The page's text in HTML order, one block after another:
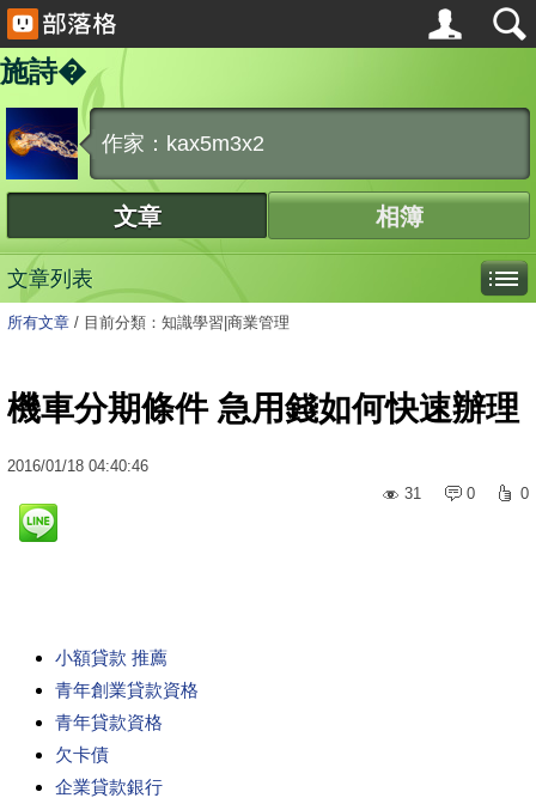
施詩�
作家：kax5m3x2
文章 相簿
文章列表
所有文章 / 目前分類：知識學習|商業管理
機車分期條件 急用錢如何快速辦理
2016/01/18 04:40:46
31
0 0
小額貸款 推薦
青年創業貸款資格
青年貸款資格
欠卡債
企業貸款銀行